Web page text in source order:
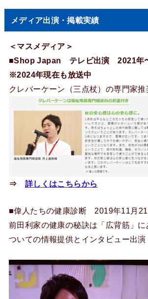
メディア出演・掲載実績
＜マスメディア＞
■Shop Japan テレビ出演 2021年
※2024年現在も放送中
クレバーケーン（三点杖）の専門家推
⇒ 詳しくはこちらから
■偉人たちの健康診断 2019年11月21
前田利家の健康の秘訣は「広背筋」
ついての情報提供とインタビュー出演